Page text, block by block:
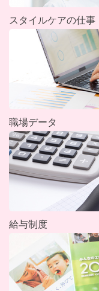
スタイルケアの仕事
職場データ
給与制度